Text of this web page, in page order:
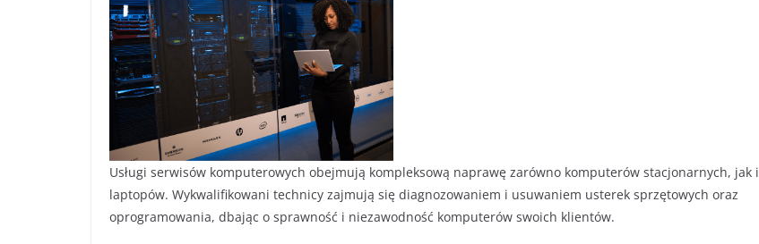
Usługi serwisów komputerowych obejmują kompleksową naprawę zarówno komputerów stacjonarnych, jak i
laptopów. Wykwalifikowani technicy zajmują się diagnozowaniem i usuwaniem usterek sprzętowych oraz
oprogramowania, dbając o sprawność i niezawodność komputerów swoich klientów.